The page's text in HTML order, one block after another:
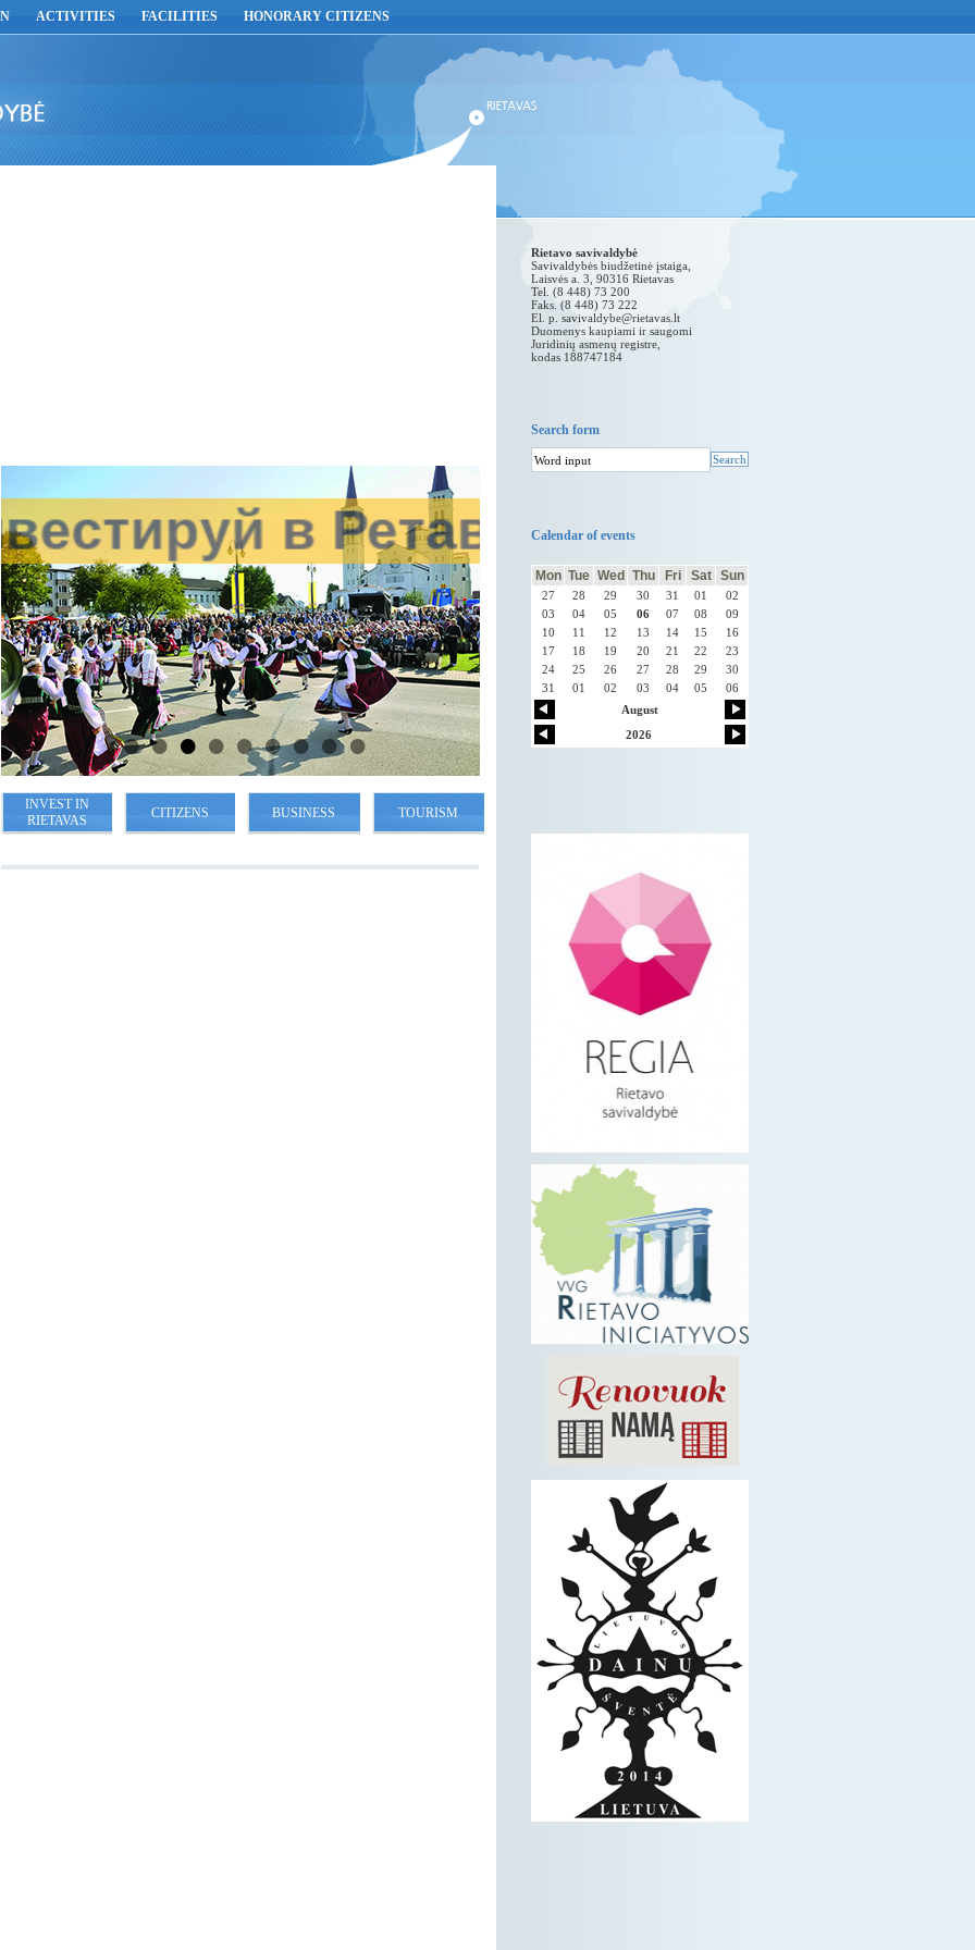
ACTIVITIES FACILITIES HONORARY CITIZENS
в Ретавасе!
BUILDINGS
ЗДАНИЯ
INVEST IN
RIETAVAS
CITIZENS BUSINESS TOURISM
Rietavo savivaldybė
Savivaldybės biudžetinė įstaiga,
Laisvės a. 3, 90316 Rietavas
Tel. (8 448) 73 200
Faks. (8 448) 73 222
El. p. savivaldybe@rietavas.lt
Duomenys kaupiami ir saugomi
Juridinių asmenų registre,
kodas 188747184
Search form
Calendar of events
Mon Tue Wed Thu Fri Sat Sun
27 28 29 30 31 01
02
03
04 05 06 07 08
09
10
11 12 13 14 15
16
17
18 19 20 21 22
23
24
25 26 27 28 29
30
31
01 02 03 04 05
06
August
2026